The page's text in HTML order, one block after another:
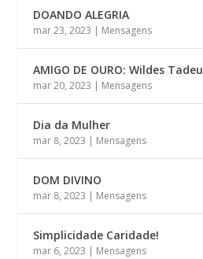
DOANDO ALEGRIA
mar 23, 2023 | Mensagens
AMIGO DE OURO: Wildes Tadeu
mar 20, 2023 | Mensagens
Dia da Mulher
mar 8, 2023 | Mensagens
DOM DIVINO
mar 8, 2023 | Mensagens
Simplicidade Caridade!
mar 6, 2023 | Mensagens